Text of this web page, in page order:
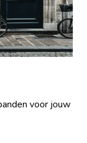
voor jouw